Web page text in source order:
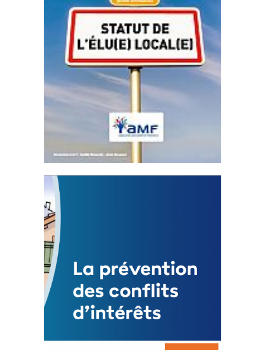
Statut de l’élu local
3 avril 2024
Mise à jour avril 2024
FEUILLETER